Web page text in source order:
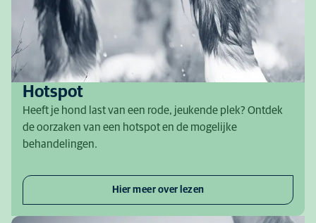
Hotspot
Heeft je hond last van een rode, jeukende plek? Ontdek
de oorzaken van een hotspot en de mogelijke
behandelingen.
Hier meer over lezen